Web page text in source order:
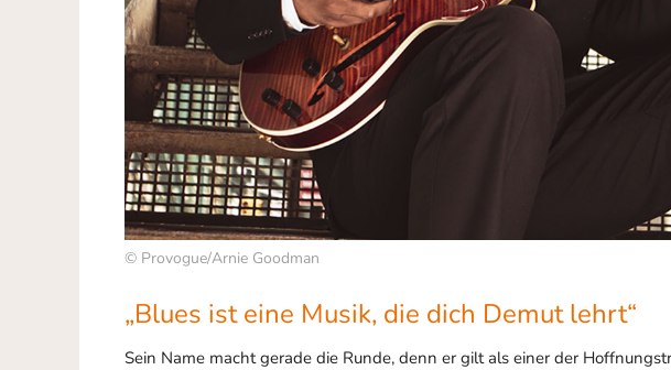
© Provogue/Arnie Goodman
„Blues ist eine Musik, die dich Demut lehrt“
Sein Name macht gerade die Runde, denn er gilt als einer der